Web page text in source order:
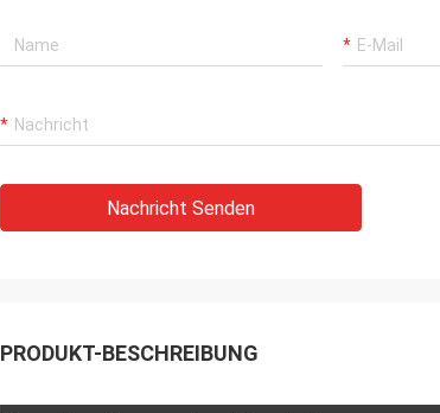
Nachricht Senden
PRODUKT-BESCHREIBUNG